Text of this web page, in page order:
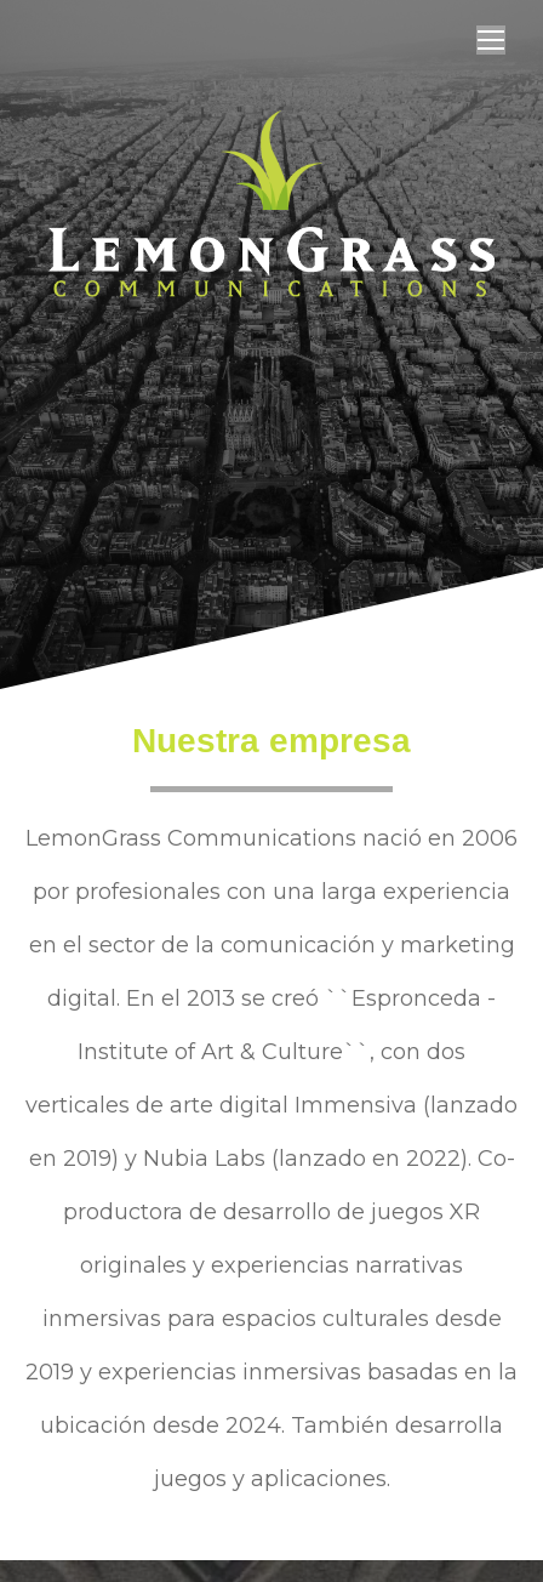
Nuestra empresa
LemonGrass Communications nació en 2006
por profesionales con una larga experiencia
en el sector de la comunicación y marketing
digital. En el 2013 se creó ``Espronceda -
Institute of Art & Culture``, con dos
verticales de arte digital Immensiva (lanzado
en 2019) y Nubia Labs (lanzado en 2022). Co-
productora de desarrollo de juegos XR
originales y experiencias narrativas
inmersivas para espacios culturales desde
2019 y experiencias inmersivas basadas en la
ubicación desde 2024. También desarrolla
juegos y aplicaciones.